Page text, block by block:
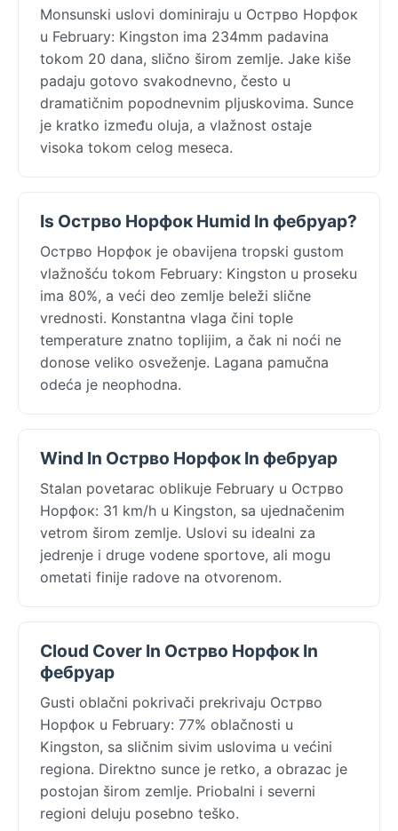
Monsunski uslovi dominiraju u Острво Норфок
u February: Kingston ima 234mm padavina
tokom 20 dana, slično širom zemlje. Jake kiše
padaju gotovo svakodnevno, često u
dramatičnim popodnevnim pljuskovima. Sunce
je kratko između oluja, a vlažnost ostaje
visoka tokom celog meseca.
Is Острво Норфок Humid In фебруар?
Острво Норфок je obavijena tropski gustom
vlažnošću tokom February: Kingston u proseku
ima 80%, a veći deo zemlje beleži slične
vrednosti. Konstantna vlaga čini tople
temperature znatno toplijim, a čak ni noći ne
donose veliko osveženje. Lagana pamučna
odeća je neophodna.
Wind In Острво Норфок In фебруар
Stalan povetarac oblikuje February u Острво
Норфок: 31 km/h u Kingston, sa ujednačenim
vetrom širom zemlje. Uslovi su idealni za
jedrenje i druge vodene sportove, ali mogu
ometati finije radove na otvorenom.
Cloud Cover In Острво Норфок In
фебруар
Gusti oblačni pokrivači prekrivaju Острво
Норфок u February: 77% oblačnosti u
Kingston, sa sličnim sivim uslovima u većini
regiona. Direktno sunce je retko, a obrazac je
postojan širom zemlje. Priobalni i severni
regioni deluju posebno teško.